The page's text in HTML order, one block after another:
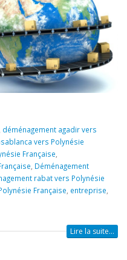
déménagement agadir vers
vers Polynésie
Française,
, Déménagement
rabat vers Polynésie
Française, entreprise,
Lire la suite...